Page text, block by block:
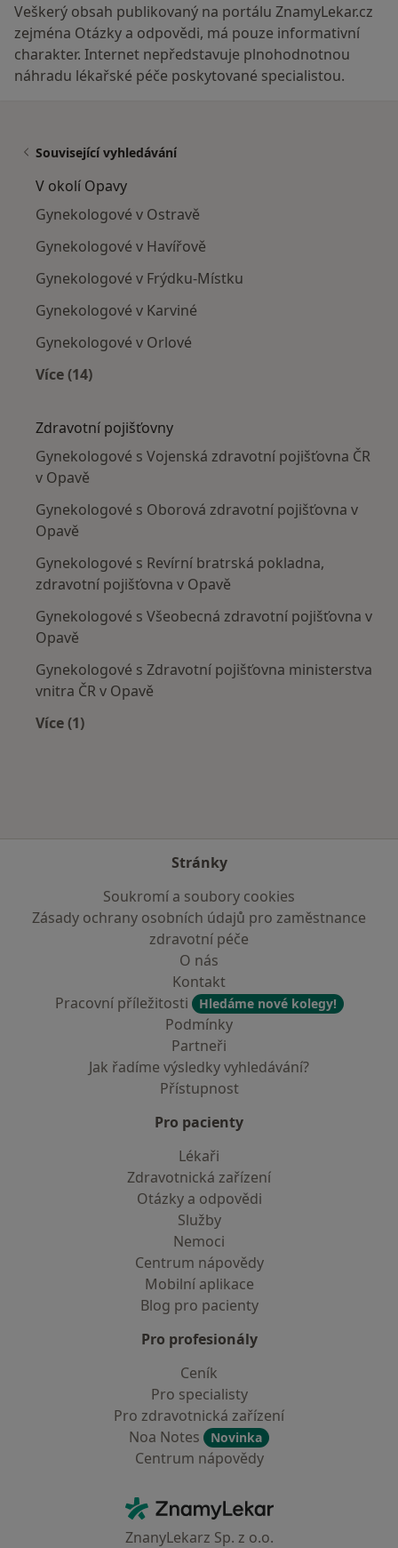
Veškerý obsah publikovaný na portálu ZnamyLekar.cz
zejména Otázky a odpovědi, má pouze informativní
charakter. Internet nepředstavuje plnohodnotnou
náhradu lékařské péče poskytované specialistou.
Související vyhledávání
V okolí Opavy
Gynekologové v Ostravě
Gynekologové v Havířově
Gynekologové v Frýdku-Místku
Gynekologové v Karviné
Gynekologové v Orlové
Více (14)
Zdravotní pojišťovny
Gynekologové s Vojenská zdravotní pojišťovna ČR
v Opavě
Gynekologové s Oborová zdravotní pojišťovna v
Opavě
Gynekologové s Revírní bratrská pokladna,
zdravotní pojišťovna v Opavě
Gynekologové s Všeobecná zdravotní pojišťovna v
Opavě
Gynekologové s Zdravotní pojišťovna ministerstva
vnitra ČR v Opavě
Více (1)
Stránky
Soukromí a soubory cookies
Zásady ochrany osobních údajů pro zaměstnance
zdravotní péče
O nás
Kontakt
Pracovní příležitosti
Hledáme nové kolegy!
Podmínky
Partneři
Jak řadíme výsledky vyhledávání?
Přístupnost
Pro pacienty
Lékaři
Zdravotnická zařízení
Otázky a odpovědi
Služby
Nemoci
Centrum nápovědy
Mobilní aplikace
Blog pro pacienty
Pro profesionály
Ceník
Pro specialisty
Pro zdravotnická zařízení
Noa Notes
Novinka
Centrum nápovědy
ZnamyLekar - Hlavní stránka
ZnanyLekarz Sp. z o.o.